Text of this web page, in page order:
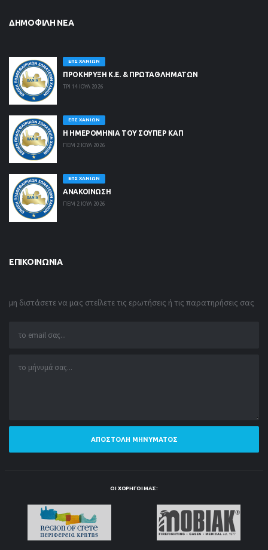
ΔΗΜΟΦΙΛΉ ΝΈΑ
ΕΠΣ ΧΑΝΊΩΝ
ΠΡΟΚΗΡΥΞΗ Κ.Ε. & ΠΡΩΤΑΘΛΗΜΑΤΩΝ
ΤΡΙ 14 ΙΟΥΛ 2026
ΕΠΣ ΧΑΝΊΩΝ
Η ΗΜΕΡΟΜΗΝΙΑ ΤΟΥ ΣΟΥΠΕΡ ΚΑΠ
ΠΕΜ 2 ΙΟΥΛ 2026
ΕΠΣ ΧΑΝΊΩΝ
ΑΝΑΚΟΙΝΩΣΗ
ΠΕΜ 2 ΙΟΥΛ 2026
ΕΠΙΚΟΙΝΩΝΊΑ
μη διστάσετε να μας στείλετε τις ερωτήσεις ή τις παρατηρήσεις σας
ΑΠΟΣΤΟΛΉ ΜΗΝΎΜΑΤΟΣ
ΟΙ ΧΟΡΗΓΟΊ ΜΑΣ: